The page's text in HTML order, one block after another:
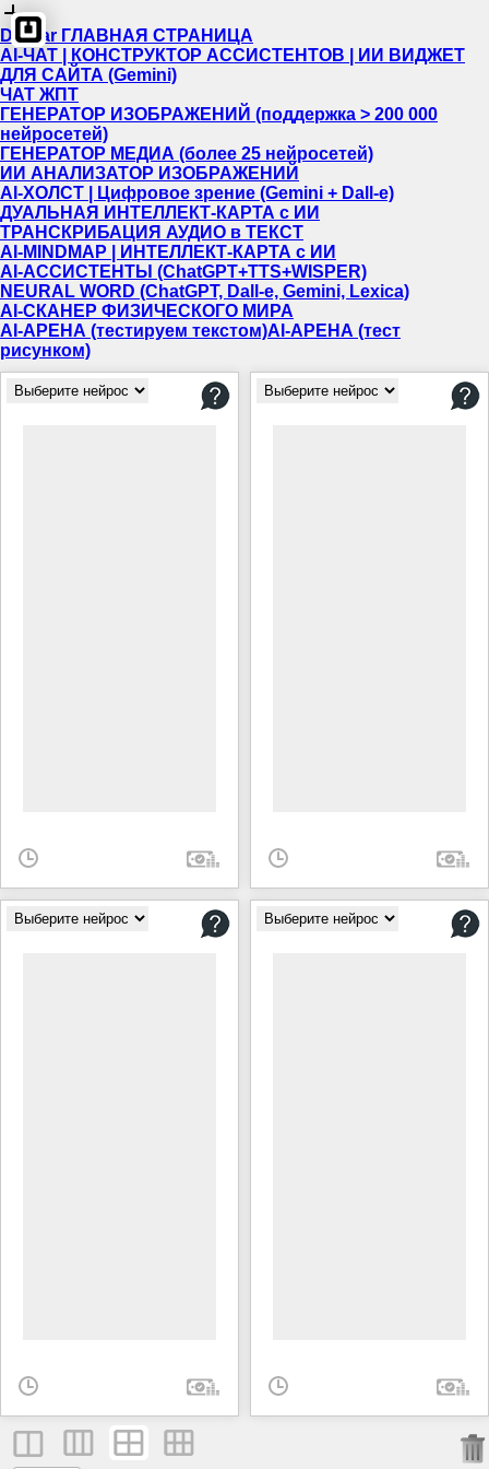
Dewiar ГЛАВНАЯ СТРАНИЦА
AI-ЧАТ | КОНСТРУКТОР АССИСТЕНТОВ | ИИ ВИДЖЕТ
ДЛЯ САЙТА (Gemini)
ЧАТ ЖПТ
ГЕНЕРАТОР ИЗОБРАЖЕНИЙ (поддержка > 200 000
нейросетей)
ГЕНЕРАТОР МЕДИА (более 25 нейросетей)
ИИ АНАЛИЗАТОР ИЗОБРАЖЕНИЙ
AI-ХОЛСТ | Цифровое зрение (Gemini + Dall-e)
ДУАЛЬНАЯ ИНТЕЛЛЕКТ-КАРТА c ИИ
ТРАНСКРИБАЦИЯ АУДИО в ТЕКСТ
AI-MINDMAP | ИНТЕЛЛЕКТ-КАРТА c ИИ
AI-АССИСТЕНТЫ (ChatGPT+TTS+WISPER)
NEURAL WORD (ChatGPT, Dall-e, Gemini, Lexica)
AI-СКАНЕР ФИЗИЧЕСКОГО МИРА
AI-АРЕНА (тестируем текстом)AI-АРЕНА (тест
рисунком)